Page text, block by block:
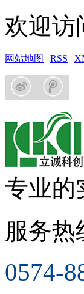
欢迎访
网站地图 | RSS |
专业的
服务热
0574-